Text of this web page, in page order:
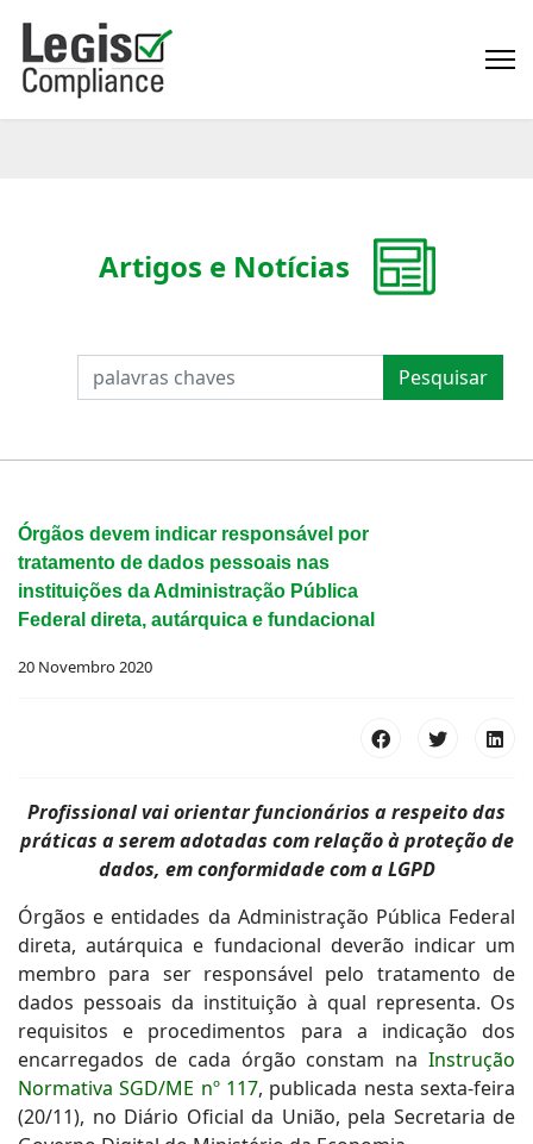
PESQUISAR Pesquisar
Artigos e Notícias
Órgãos devem indicar responsável por
tratamento de dados pessoais nas
instituições da Administração Pública
Federal direta, autárquica e fundacional
20 Novembro 2020
Profissional vai orientar funcionários a respeito das
práticas a serem adotadas com relação à proteção de
dados, em conformidade com a LGPD
Órgãos e entidades da Administração Pública Federal
direta, autárquica e fundacional deverão indicar um
membro para ser responsável pelo tratamento de
dados pessoais da instituição à qual representa. Os
requisitos e procedimentos para a indicação dos
encarregados de cada órgão constam na Instrução
Normativa SGD/ME nº 117, publicada nesta sexta-feira
(20/11), no Diário Oficial da União, pela Secretaria de